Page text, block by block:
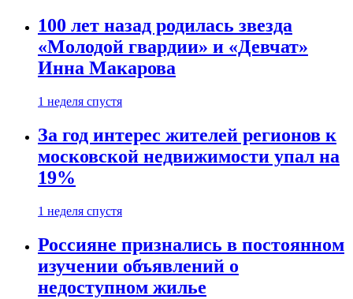
100 лет назад родилась звезда
«Молодой гвардии» и «Девчат»
Инна Макарова
1 неделя спустя
За год интерес жителей регионов к
московской недвижимости упал на
19%
1 неделя спустя
Россияне признались в постоянном
изучении объявлений о
недоступном жилье